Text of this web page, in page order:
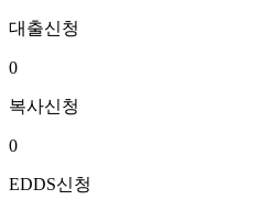
대출신청
0
복사신청
0
EDDS신청